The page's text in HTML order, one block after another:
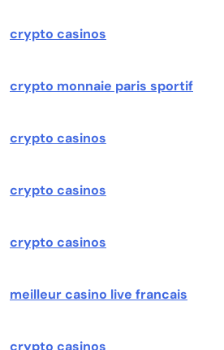
crypto casinos
crypto monnaie paris sportif
crypto casinos
crypto casinos
crypto casinos
meilleur casino live francais
crypto casinos